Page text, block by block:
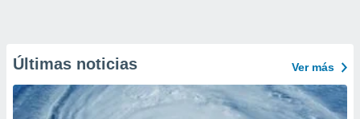
Últimas noticias Ver más